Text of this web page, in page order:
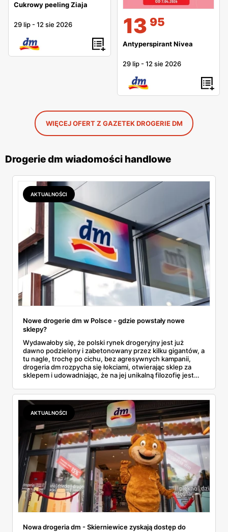
Cukrowy peeling Ziaja
29 lip -12 sie 2026 13 95
Antyperspirant Nivea
29 lip -12 sie 2026
WIĘCEJ OFERT Z GAZETEK DROGERIE DM
Drogerie dm wiadomości handlowe
AKTUALNOŚCI
Nowe drogerie dm w Polsce - gdzie powstały nowe
sklepy?
Wydawałoby się, że polski rynek drogeryjny jest już
dawno podzielony i zabetonowany przez kilku gigantów, a
tu nagle, trochę po cichu, bez agresywnych kampanii,
drogeria dm rozpycha się łokciami, otwierając sklep za
sklepem i udowadniając, że na jej unikalną filozofię jest
placówek w Polsce, z czego aż 20 powstało w tym roku.
To nie przypadek. Zobaczmy, gdzie pojawiły się nowe
sklepy i co tak naprawdę przyciąga do nich tłumy.
AKTUALNOŚCI
Nowa drogeria dm - Skierniewice zyskają dostęp do